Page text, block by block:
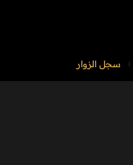
سجل الزوار